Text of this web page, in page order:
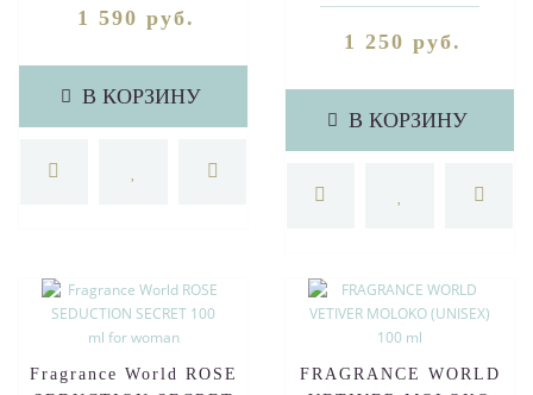
1 590 руб.
В КОРЗИНУ
1 250 руб.
В КОРЗИНУ
Fragrance World ROSE
FRAGRANCE WORLD